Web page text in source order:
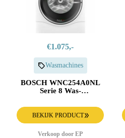
€1.075,-
Wasmachines
BOSCH WNC254A0NL
Serie 8 Was-
BEKIJK PRODUCT
Verkoop door EP